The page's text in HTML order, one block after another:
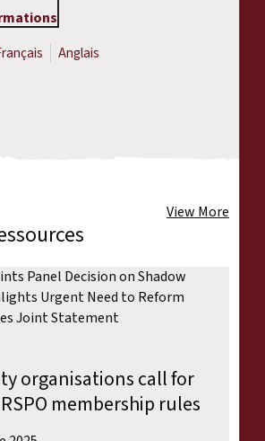
Anglais
View More
organisations call for
membership rules